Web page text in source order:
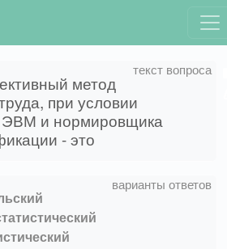
метод
при условии
ЭВМ и нормировщика
- это